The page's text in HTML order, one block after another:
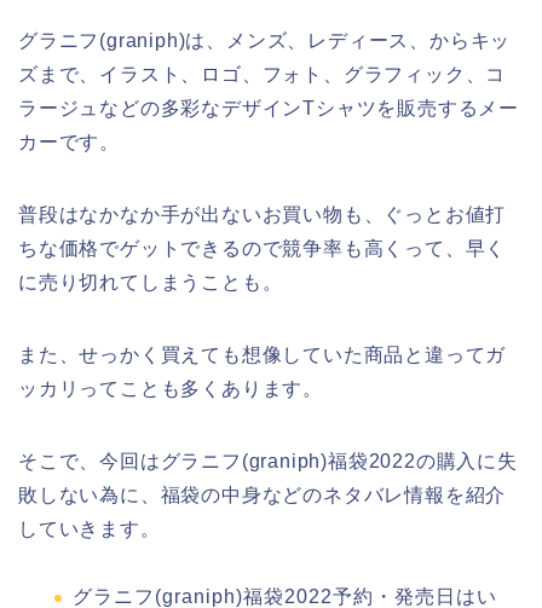
グラニフ(graniph)は、メンズ、レディース、からキッ
ズまで、イラスト、ロゴ、フォト、グラフィック、コ
ラージュなどの多彩なデザインTシャツを販売するメー
カーです。
普段はなかなか手が出ないお買い物も、ぐっとお値打
ちな価格でゲットできるので競争率も高くって、早く
に売り切れてしまうことも。
また、せっかく買えても想像していた商品と違ってガ
ッカリってことも多くあります。
そこで、今回はグラニフ(graniph)福袋2022の購入に失
敗しない為に、福袋の中身などのネタバレ情報を紹介
していきます。
グラニフ(graniph)福袋2022予約・発売日はい